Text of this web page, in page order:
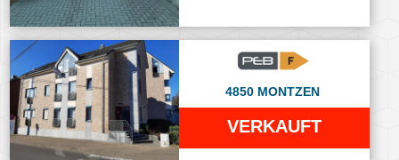
4850 MONTZEN
VERKAUFT